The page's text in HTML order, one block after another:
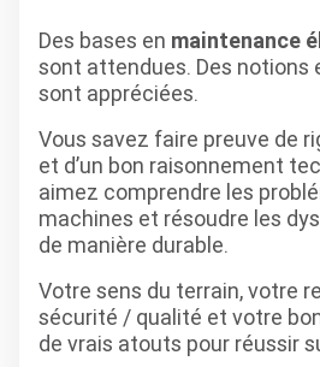
Des bases en maintenance
sont attendues. Des notions
sont appréciées.
Vous savez faire preuve de
et d’un bon raisonnement
aimez comprendre les
machines et résoudre les
de manière durable.
Votre sens du terrain, votre
sécurité / qualité et votre
de vrais atouts pour réussir